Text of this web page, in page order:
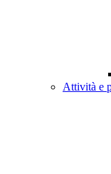
Attività e